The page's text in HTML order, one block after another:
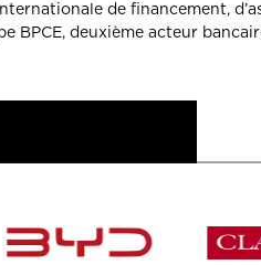
de financement,
BPCE, deuxième acteur